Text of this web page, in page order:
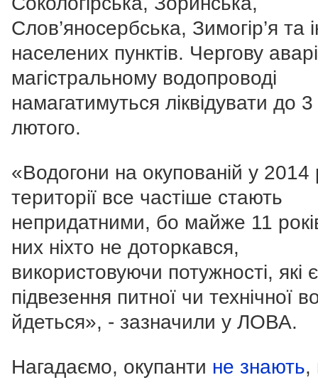
Слов’яносербська, Зимогір’я та
населених пунктів. Чергову
магістральному водопроводі
намагатимуться ліквідувати до 3
лютого.
«Водогони на окупованій у 2014
території все частіше стають
непридатними, бо майже 11
них ніхто не доторкався,
використовуючи потужності, які
підвезення питної чи технічної
йдеться», - зазначили у ЛОВА.
Нагадаємо, окупанти не знають,